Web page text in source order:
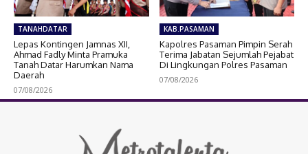
TANAHDATAR
Lepas Kontingen Jamnas XII,
Ahmad Fadly Minta Pramuka
Tanah Datar Harumkan Nama
Daerah
07/08/2026
KAB.PASAMAN
Kapolres Pasaman Pimpin Serah
Terima Jabatan Sejumlah Pejabat
Di Lingkungan Polres Pasaman
07/08/2026